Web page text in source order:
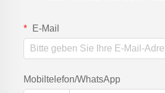
E-Mail
Mobiltelefon/WhatsApp